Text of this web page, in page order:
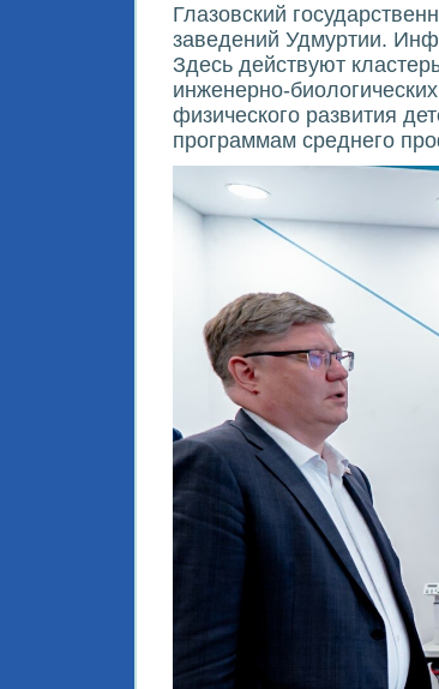
Глазовский
заведений Удмуртии.
Здесь действуют
инженерно-
физического развития
программам среднего